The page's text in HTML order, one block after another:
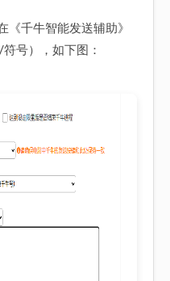
《千牛智能发送辅助》
号），如下图：